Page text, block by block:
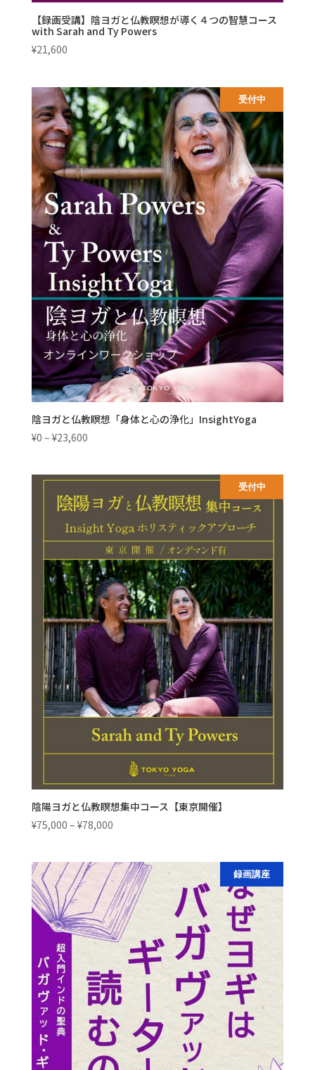
【録画受講】陰ヨガと仏教瞑想が導く４つの智慧コース
with Sarah and Ty Powers
¥21,600
受付中
陰ヨガと仏教瞑想「身体と心の浄化」InsightYoga
¥0 – ¥23,600価
¥0
–
¥23,600
受付中
陰陽ヨガと仏教瞑想集中コース【東京開催】
¥75,000 – ¥78,000価
¥75,000
–
¥78,000
録画講座